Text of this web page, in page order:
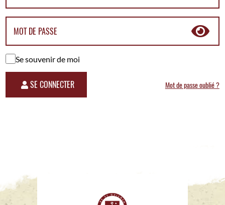
MOT DE PASSE
Se souvenir de moi
SE CONNECTER Mot de passe oublié ?